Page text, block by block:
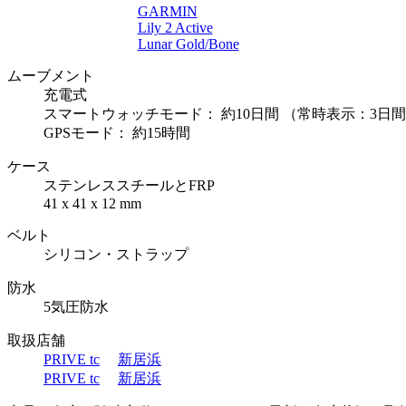
GARMIN
Lily 2 Active
Lunar Gold/Bone
ムーブメント
充電式
スマートウォッチモード： 約10日間 （常時表示：3日
GPSモード： 約15時間
ケース
ステンレススチールとFRP
41 x 41 x 12 mm
ベルト
シリコン・ストラップ
防水
5気圧防水
取扱店舗
PRIVE tc
新居浜
PRIVE tc
新居浜